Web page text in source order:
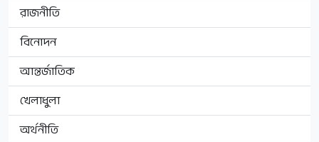
রাজনীতি
বিনোদন
আন্তর্জাতিক
খেলাধুলা
অর্থনীতি